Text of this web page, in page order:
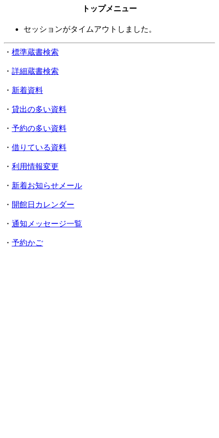
トップメニュー
セッションがタイムアウトしました。
・ 標準蔵書検索
・ 詳細蔵書検索
・ 新着資料
・ 貸出の多い資料
・ 予約の多い資料
・ 借りている資料
・ 利用情報変更
・ 新着お知らせメール
・ 開館日カレンダー
・ 通知メッセージ一覧
・ 予約かご